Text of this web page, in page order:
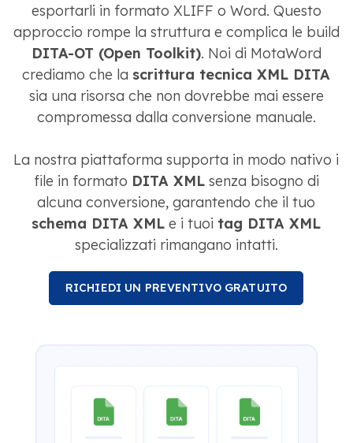
esportarli in formato XLIFF o Word. Questo
approccio rompe la struttura e complica le build
DITA-OT (Open Toolkit). Noi di MotaWord
crediamo che la scrittura tecnica XML DITA
sia una risorsa che non dovrebbe mai essere
compromessa dalla conversione manuale.
La nostra piattaforma supporta in modo nativo i
file in formato DITA XMLsenza bisogno di
alcuna conversione, garantendo che il tuo
schema DITA XML e i tuoi tag DITA XML
specializzati rimangano intatti.
RICHIEDI UN PREVENTIVO GRATUITO